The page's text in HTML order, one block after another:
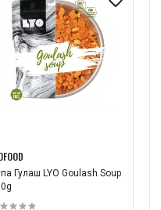
Гулаш LYO Goulash Soup